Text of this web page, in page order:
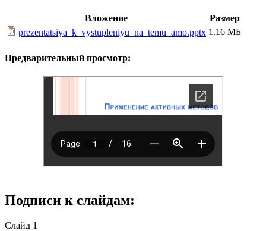
Вложение
Размер
prezentatsiya_k_vystupleniyu_na_temu_amo.pptx 1.16 МБ
Предварительный просмотр:
Подписи к слайдам:
Слайд 1